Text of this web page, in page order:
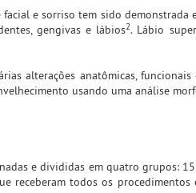
e sorriso tem sido demonstrada
gengivas e lábios2. Lábio
alterações anatômicas, funcionais
usando uma análise
e divididas em quatro grupos:
receberam todos os